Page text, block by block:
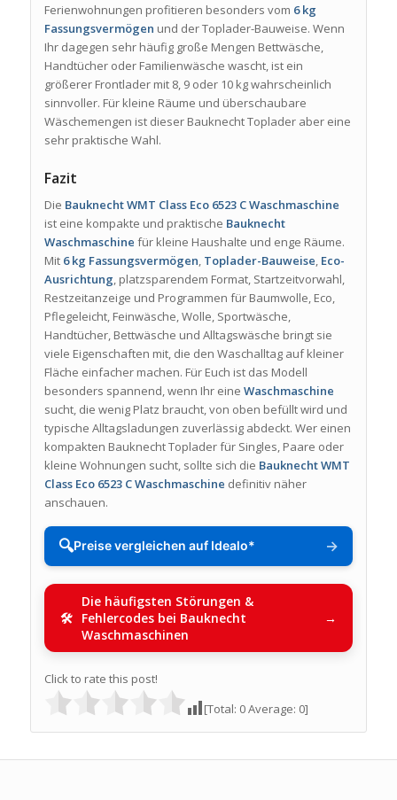
Ferienwohnungen profitieren besonders vom 6 kg
Fassungsvermögen und der Toplader-Bauweise. Wenn
Ihr dagegen sehr häufig große Mengen Bettwäsche,
Handtücher oder Familienwäsche wascht, ist ein
größerer Frontlader mit 8, 9 oder 10 kg wahrscheinlich
sinnvoller. Für kleine Räume und überschaubare
Wäschemengen ist dieser Bauknecht Toplader aber eine
sehr praktische Wahl.
Fazit
Die Bauknecht WMT Class Eco 6523 C Waschmaschine
ist eine kompakte und praktische Bauknecht
Waschmaschine für kleine Haushalte und enge Räume.
Mit 6 kg Fassungsvermögen, Toplader-Bauweise, Eco-
Ausrichtung, platzsparendem Format, Startzeitvorwahl,
Restzeitanzeige und Programmen für Baumwolle, Eco,
Pflegeleicht, Feinwäsche, Wolle, Sportwäsche,
Handtücher, Bettwäsche und Alltagswäsche bringt sie
viele Eigenschaften mit, die den Waschalltag auf kleiner
Fläche einfacher machen. Für Euch ist das Modell
besonders spannend, wenn Ihr eine Waschmaschine
sucht, die wenig Platz braucht, von oben befüllt wird und
typische Alltagsladungen zuverlässig abdeckt. Wer einen
kompakten Bauknecht Toplader für Singles, Paare oder
kleine Wohnungen sucht, sollte sich die Bauknecht WMT
Class Eco 6523 C Waschmaschine definitiv näher
anschauen.
🔍Preise vergleichen auf Idealo* →
Die häufigsten Störungen &
Fehlercodes bei Bauknecht
Waschmaschinen
Click to rate this post!
[Total: 0Average: 0]